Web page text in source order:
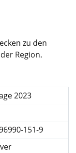
zu den
Region.
2023
151-9